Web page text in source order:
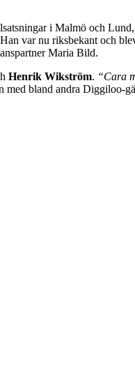
i Malmö och
var nu riksbekant och
Maria Bild.
Henrik Wikström. “Cara
med bland andra Diggiloo-